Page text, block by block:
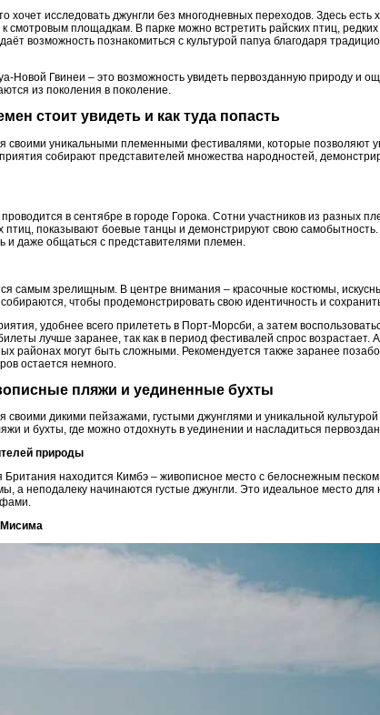
хочет исследовать джунгли без многодневных переходов. Здесь
к смотровым площадкам. В парке можно встретить райских птиц,
возможность познакомиться с культурой папуа благодаря
Новой Гвинеи – это возможность увидеть первозданную природу и
из поколения в поколение.
стоит увидеть и как туда попасть
своими уникальными племенными фестивалями, которые позволяют
собирают представителей множества народностей,
в сентябре в городе Горока. Сотни участников из разных
птиц, показывают боевые танцы и демонстрируют свою
даже общаться с представителями племен.
самым зрелищным. В центре внимания – красочные костюмы,
собираются, чтобы продемонстрировать свою идентичность и
удобнее всего прилететь в Порт-Морсби, а затем
лучше заранее, так как в период фестивалей спрос возрастает.
районах могут быть сложными. Рекомендуется также заранее
остается немного.
пляжи и уединенные бухты
своими дикими пейзажами, густыми джунглями и уникальной
и бухты, где можно отдохнуть в уединении и насладиться
природы
находится Кимбэ – живописное место с белоснежным песком
а неподалеку начинаются густые джунгли. Это идеальное место
Мисима